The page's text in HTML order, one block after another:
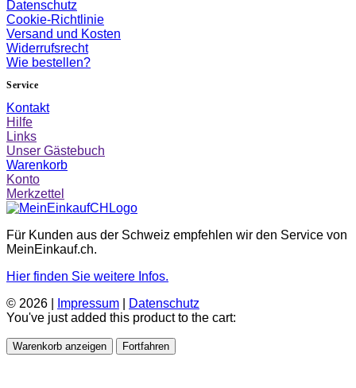
Datenschutz
Cookie-Richtlinie
Versand und Kosten
Widerrufsrecht
Wie bestellen?
Service
Kontakt
Hilfe
Links
Unser Gästebuch
Warenkorb
Konto
Merkzettel
Für Kunden aus der Schweiz empfehlen wir den Service von
MeinEinkauf.ch.
Hier finden Sie weitere Infos.
© 2026 |
Impressum
Datenschutz
You've just added this product to the cart:
Warenkorb anzeigen Fortfahren